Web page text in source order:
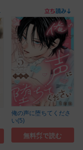
俺の声に堕ちてくださ
い(5)
無料㌽で読む